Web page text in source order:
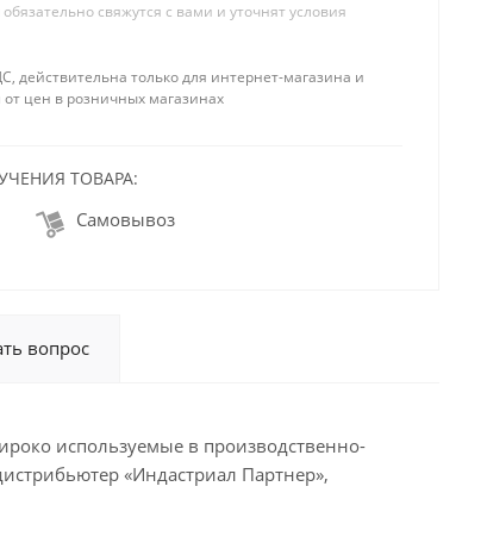
свяжутся с вами и уточнят условия
действительна только для интернет-магазина и
от цен в розничных магазинах
ТОВАРА:
Самовывоз
вопрос
используемые в производственно-
«Индастриал Партнер»,